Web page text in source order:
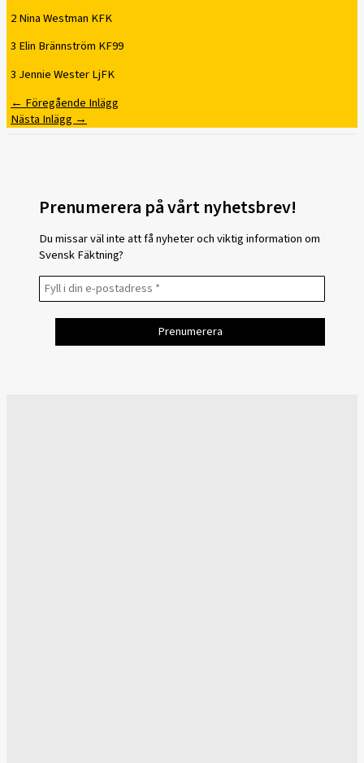
2 Nina Westman KFK
3 Elin Brännström KF99
3 Jennie Wester LjFK
← Föregående Inlägg
Nästa Inlägg →
Prenumerera på vårt nyhetsbrev!
Du missar väl inte att få nyheter och viktig information om
Svensk Fäktning?